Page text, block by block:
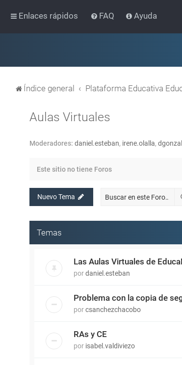
Enlaces rápidos FAQ Ayuda
Índice general Plataforma Educativa
Aulas Virtuales
Moderadores: daniel.esteban, irene.olalla,
Este sitio no tiene Foros
Nuevo Tema
Temas
Las Aulas Virtuales de
pordaniel.esteban
Problema con la copia de
porcsanchezchacobo
RAs y CE
por isabel.valdiviezo